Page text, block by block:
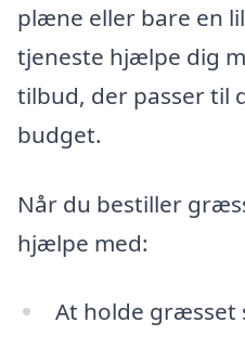
plæne eller bare en
tjeneste hjælpe dig
tilbud, der passer til
budget.
Når du bestiller
hjælpe med:
At holde græsset